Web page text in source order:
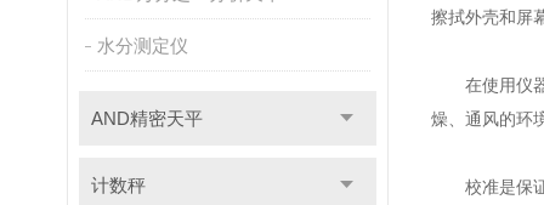
水分测定仪
AND精密天平
计数秤
擦拭外壳和屏
在使用仪器
燥、通风的环
校准是保证